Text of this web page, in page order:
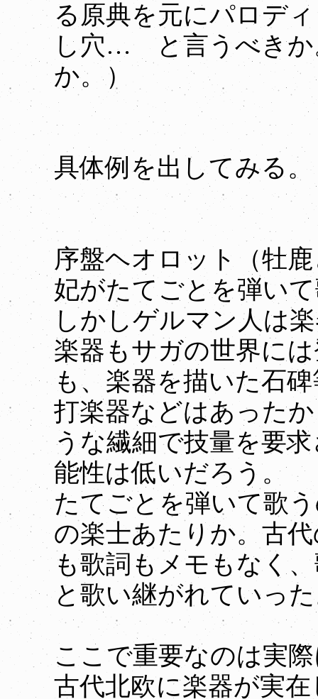
る原典を元にパロデ
し穴… と言うべきか
か。）
具体例を出してみる。
序盤ヘオロット（牡
妃がたてごとを弾い
しかしゲルマン人は
楽器もサガの世界に
も、楽器を描いた石
打楽器などはあった
うな繊細で技量を要
能性は低いだろう。
たてごとを弾いて歌
の楽士あたりか。古
も歌詞もメモもなく
と歌い継がれていっ
ここで重要なのは実
古代北欧に楽器が実